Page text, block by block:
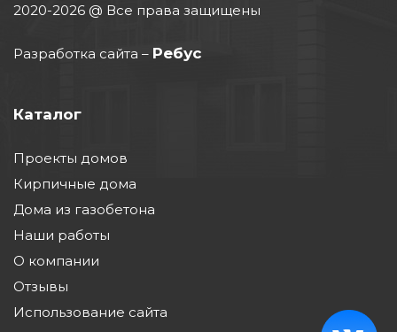
2020-2026 @ Все права защищены
Разработка сайта – Ребус
Каталог
Проекты домов
Кирпичные дома
Дома из газобетона
Наши работы
О компании
Отзывы
Использование сайта